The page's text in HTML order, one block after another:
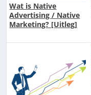
Wat is Native
Advertising / Native
Marketing? [Uitleg]